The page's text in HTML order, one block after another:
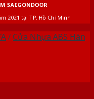
SAIGONDOOR
2021 tại TP. Hồ Chí Minh
/Cửa Nhựa ABS Hàn